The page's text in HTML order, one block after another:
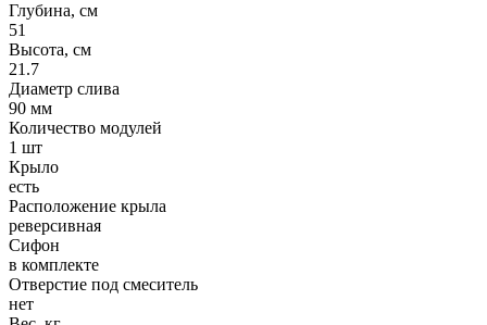
Глубина, см
51
Высота, см
21.7
Диаметр слива
90 мм
Количество модулей
1 шт
Крыло
есть
Расположение крыла
реверсивная
Сифон
в комплекте
Отверстие под смеситель
нет